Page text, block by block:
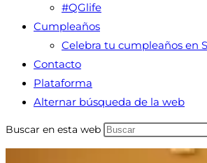
#QGlife
Cumpleaños
Celebra tu cumpleaños en
Contacto
Plataforma
Alternar búsqueda de la web
Buscar en esta web